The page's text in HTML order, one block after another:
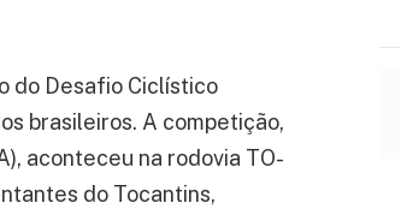
do Desafio Ciclístico
brasileiros. A competição,
aconteceu na rodovia TO-
do Tocantins,